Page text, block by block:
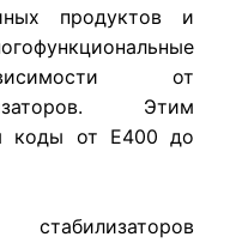
продуктов и
от
Этим
коды от Е400 до